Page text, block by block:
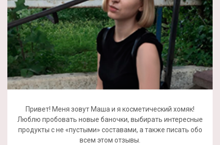
Привет! Меня зовут Маша и я косметический хомяк!
Люблю пробовать новые баночки, выбирать интересные
продукты с не «пустыми» составами, а также писать обо
всем этом отзывы.